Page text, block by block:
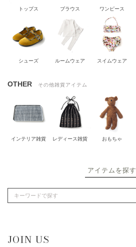
トップス ブラウス ワンピース
シューズ ルームウェア スイムウェア
OTHER その他雑貨アイテム
インテリア雑貨 レディース雑貨 おもちゃ
アイテムを探す
JOIN US